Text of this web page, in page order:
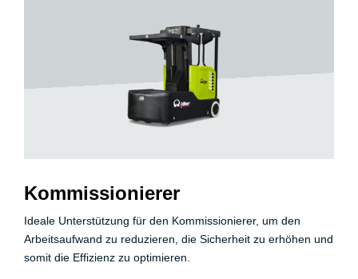
Kommissionierer
Ideale Unterstützung für den Kommissionierer, um den
Arbeitsaufwand zu reduzieren, die Sicherheit zu erhöhen und
somit die Effizienz zu optimieren.